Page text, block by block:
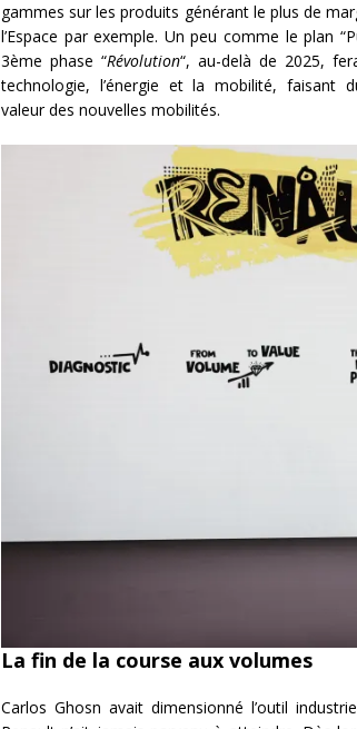
gammes sur les produits générant le plus de
l’Espace par exemple. Un peu comme le plan
3ème phase “Révolution“, au-delà de 2025,
technologie, l’énergie et la mobilité, faisant
valeur des nouvelles mobilités.
La fin de la course aux volumes
Carlos Ghosn avait dimensionné l’outil